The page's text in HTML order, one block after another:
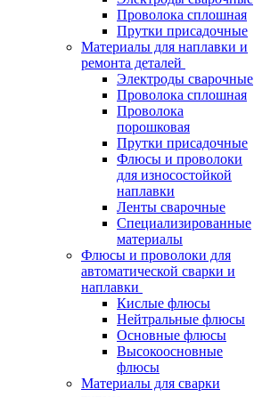
Проволока сплошная
Прутки присадочные
Материалы для наплавки и
ремонта деталей
Электроды сварочные
Проволока сплошная
Проволока
порошковая
Прутки присадочные
Флюсы и проволоки
для износостойкой
наплавки
Ленты сварочные
Специализированные
материалы
Флюсы и проволоки для
автоматической сварки и
наплавки
Кислые флюсы
Нейтральные флюсы
Основные флюсы
Высокоосновные
флюсы
Материалы для сварки